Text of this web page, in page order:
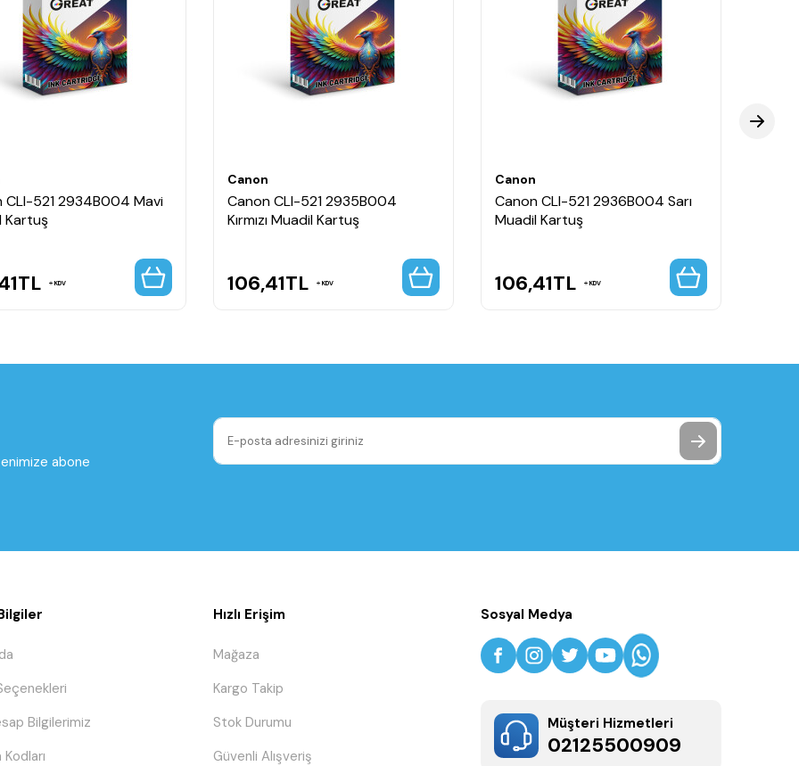
CLI-521 2934B004 Mavi
Kartuş
TL KDV
Canon
Canon CLI-521 2935B004
Kırmızı Muadil Kartuş
106,41TL KDV
Canon
Canon CLI-521 2936B004 Sarı
Muadil Kartuş
106,41TL KDV
abone
Bilgilerimiz
Hızlı Erişim
Mağaza
Kargo Takip
Stok Durumu
Güvenli Alışveriş
Sosyal Medya
Müşteri Hizmetleri
02125500909